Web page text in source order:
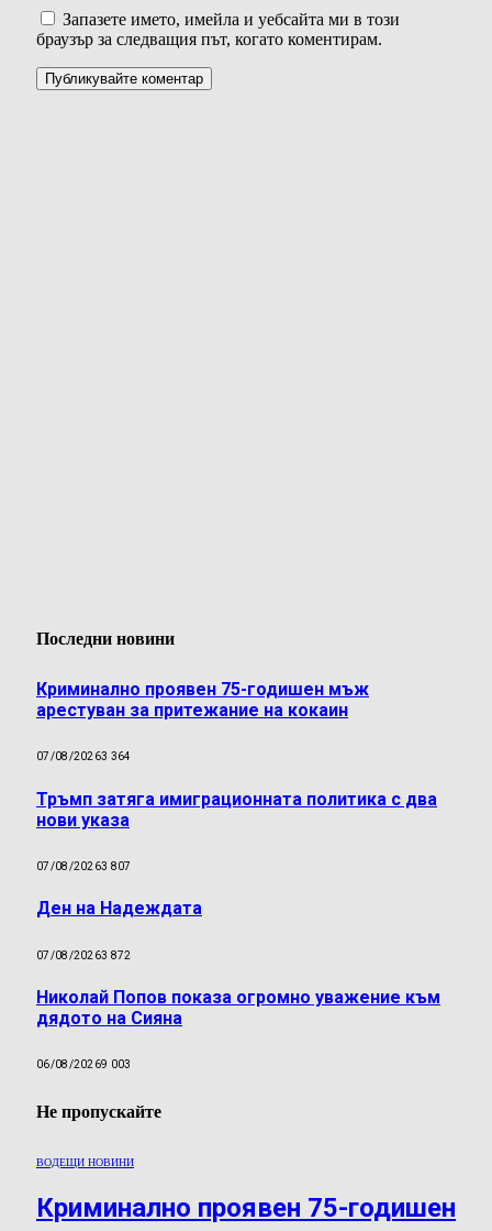
Запазете името, имейла и уебсайта ми в този
браузър за следващия път, когато коментирам.
Последни новини
Криминално проявен 75-годишен мъж
арестуван за притежание на кокаин
07/08/20263 364
Тръмп затяга имиграционната политика с два
нови указа
07/08/20263 807
Ден на Надеждата
07/08/20263 872
Николай Попов показа огромно уважение към
дядото на Сияна
06/08/20269 003
Не пропускайте
ВОДЕЩИ НОВИНИ
Криминално проявен 75-годишен